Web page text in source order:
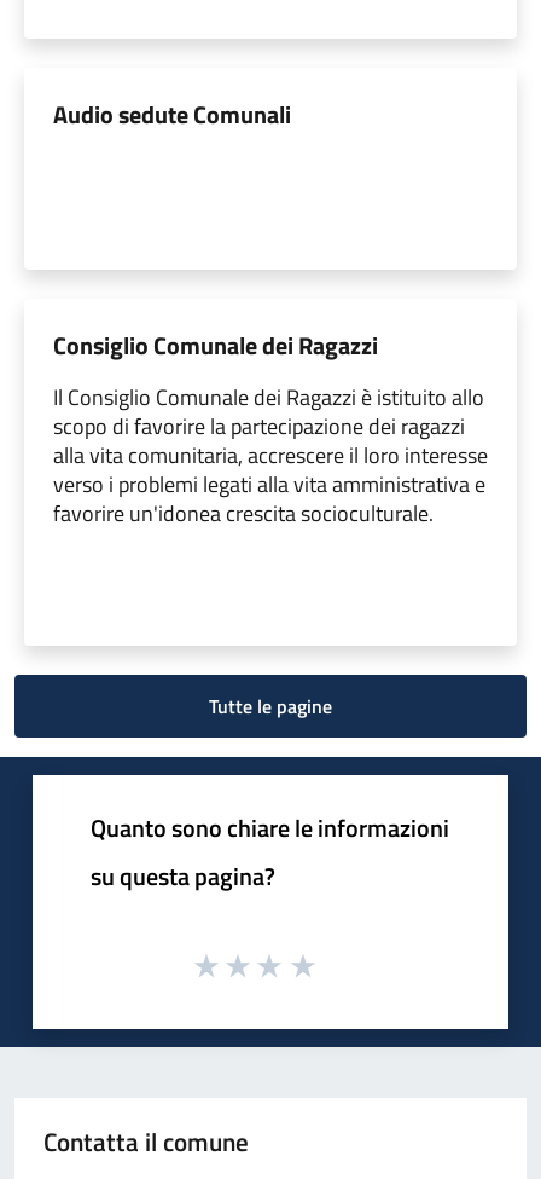
Audio sedute Comunali
Consiglio Comunale dei Ragazzi
Il Consiglio Comunale dei Ragazzi è istituito allo
scopo di favorire la partecipazione dei ragazzi
alla vita comunitaria, accrescere il loro interesse
verso i problemi legati alla vita amministrativa e
favorire un'idonea crescita socioculturale.
Tutte le pagine
Quanto sono chiare le informazioni
su questa pagina?
Contatta il comune